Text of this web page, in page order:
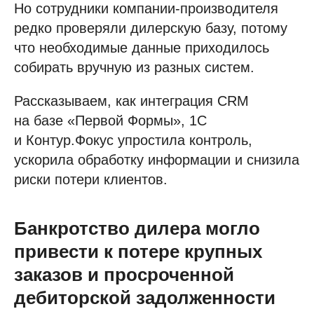
Но сотрудники компании-производителя
редко проверяли дилерскую базу, потому
что необходимые данные приходилось
собирать вручную из разных систем.
Рассказываем, как интеграция CRM
на базе «Первой Формы», 1С
и Контур.Фокус упростила контроль,
ускорила обработку информации и снизила
риски потери клиентов.
Банкротство дилера могло
привести к потере крупных
заказов и просроченной
дебиторской задолженности